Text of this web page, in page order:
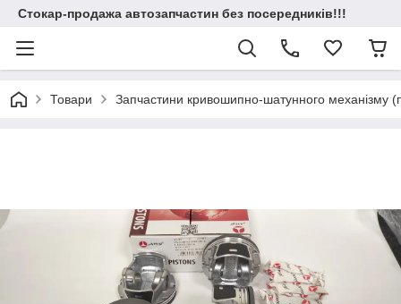
Стокар-продажа автозапчастин без посередників!!!
Товари Запчастини кривошипно-шатунного механізму